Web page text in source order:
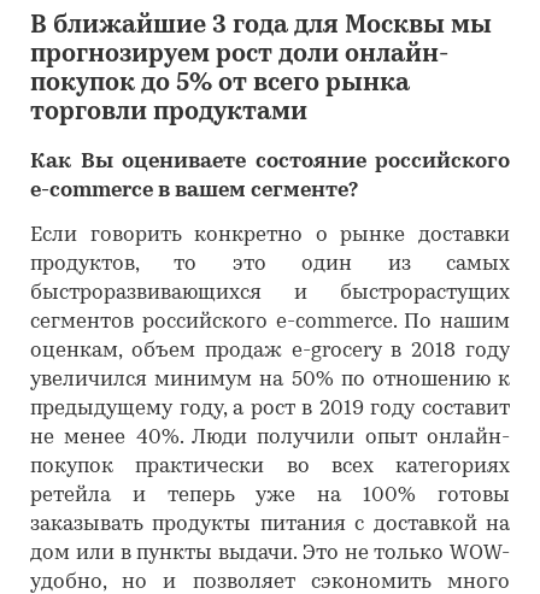
В ближайшие 3 года для Москвы мы
прогнозируем рост доли онлайн-
покупок до 5% от всего рынка
торговли продуктами
Как Вы оцениваете состояние российского
e-commerce в вашем сегменте?
Если говорить конкретно о рынке доставки
продуктов, то это один из самых
быстроразвивающихся и быстрорастущих
сегментов российского e-commerce. По нашим
оценкам, объем продаж e-grocery в 2018 году
увеличился минимум на 50% по отношению к
предыдущему году, а рост в 2019 году составит
не менее 40%. Люди получили опыт онлайн-
покупок практически во всех категориях
ретейла и теперь уже на 100% готовы
заказывать продукты питания с доставкой на
дом или в пункты выдачи. Это не только WOW-
удобно, но и позволяет сэкономить много